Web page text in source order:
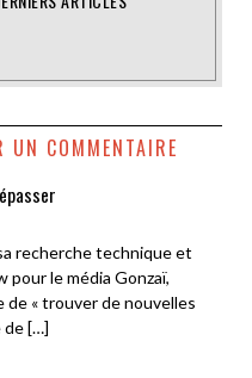
UN COMMENTAIRE
recherche technique et
pour le média Gonzaï,
de « trouver de nouvelles
de […]